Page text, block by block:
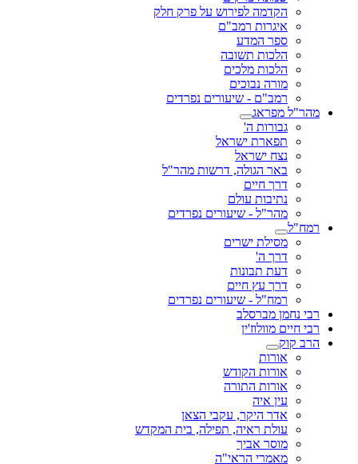
הקדמה לפירוש על פרק חלק
איגרות רמב"ם
ספר המדע
הלכות תשובה
הלכות מלכים
מורה נבוכים
רמב"ם - שיעורים נפרדים
מהר"ל מפראג
גבורות ה'
תפארת ישראל
נצח ישראל
באר הגולה, דרשות מהר"ל
דרך חיים
נתיבות עולם
מהר"ל - שיעורים נפרדים
רמח"ל
מסילת ישרים
דרך ה'
דעת תבונות
דרך עץ חיים
רמח"ל - שיעורים נפרדים
רבי נחמן מברסלב
רבי חיים מוולוז'ין
הרב קוק
אורות
אורות הקודש
אורות התורה
עין איה
אדר היקר, עקבי הצאן
עולת ראיה, תפילה, בית המקדש
מוסר אביך
מאמרי הראי"ה